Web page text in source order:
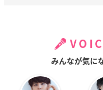
みんなが気に